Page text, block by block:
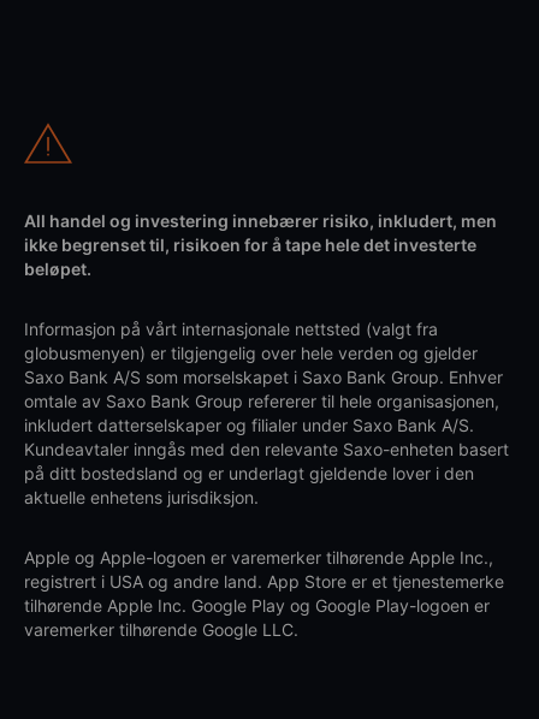
All handel og investering innebærer risiko, inkludert, men
ikke begrenset til, risikoen for å tape hele det investerte
beløpet.
Informasjon på vårt internasjonale nettsted (valgt fra
globusmenyen) er tilgjengelig over hele verden og gjelder
Saxo Bank A/S som morselskapet i Saxo Bank Group. Enhver
omtale av Saxo Bank Group refererer til hele organisasjonen,
inkludert datterselskaper og filialer under Saxo Bank A/S.
Kundeavtaler inngås med den relevante Saxo-enheten basert
på ditt bostedsland og er underlagt gjeldende lover i den
aktuelle enhetens jurisdiksjon.
Apple og Apple-logoen er varemerker tilhørende Apple Inc.,
registrert i USA og andre land. App Store er et tjenestemerke
tilhørende Apple Inc. Google Play og Google Play-logoen er
varemerker tilhørende Google LLC.